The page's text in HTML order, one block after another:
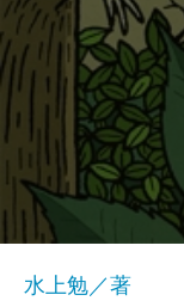
水上勉／著